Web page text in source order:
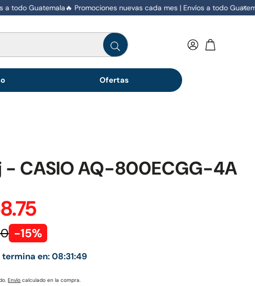
Guatemala🔥 Promociones nuevas cada mes | Envíos a todo
Ofertas
- CASIO AQ-800ECGG-4A
-15%
termina en:08:31:48
Envío calculado en la compra.